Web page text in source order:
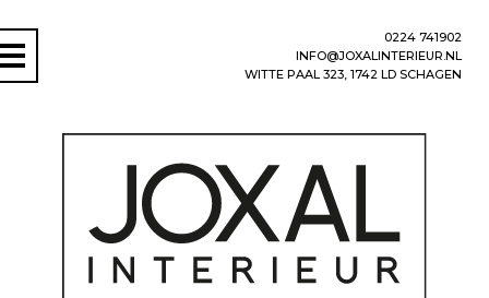
0224 741902
INFO@JOXALINTERIEUR.NL
WITTE PAAL 323, 1742 LD SCHAGEN